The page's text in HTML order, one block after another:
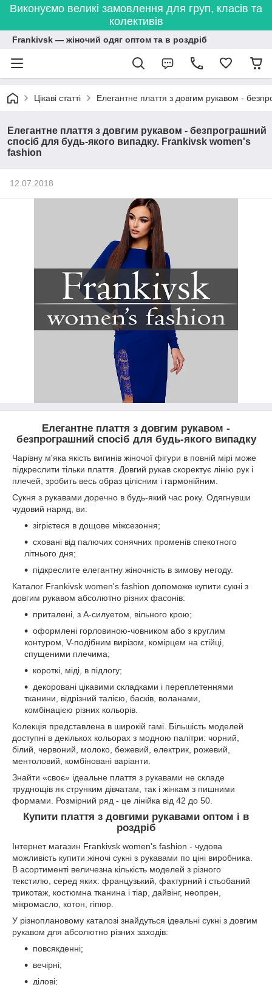
Виконуємо великі замовлення для груп, класів та
колективів
Frankivsk — жіночий одяг оптом та в роздріб
Цікаві статті Елегантне плаття з довгим рукавом -
Елегантне плаття з довгим рукавом - безпрограшний
спосіб для будь-якого випадку. Frankivsk women's
fashion
12.07.2018
Елегантне плаття з довгим рукавом -
безпрограшний спосіб для будь-якого випадку
Чарівну м'яка якість вигинів жіночої фігури в повній мірі може
підкреслити тільки плаття. Довгий рукав скоректує лінію рук і
плечей, зробить весь образ цілісним і гармонійним.
Сукня з рукавами доречно в будь-який час року. Одягнувши
чудовий наряд, ви:
зігрієтеся в дощове міжсезоння;
сховані від палючих сонячних променів спекотного
літнього дня;
підкреслите елегантну жіночність в зимову негоду.
Каталог Frankivsk women's fashion допоможе купити сукні з
довгим рукавом абсолютно різних фасонів:
приталені, з А-силуетом, вільного крою;
оформлені горловиною-човником або з круглим
контуром, V-подібним вирізом, комірцем на стійці,
спущеними плечима;
короткі, міді, в підлогу;
декоровані цікавими складками і переплетеннями
тканини, відрізний талією, басків, воланами,
комбінацією різних кольорів.
Колекція представлена ​​в широкій гамі. Більшість моделей
доступні в декількох кольорах з модною палітри: чорний,
білий, червоний, молоко, бежевий, електрик, рожевий,
ментоловий, комбіновані варіанти.
Знайти «своє» ідеальне плаття з рукавами не складе
труднощів як струнким дівчатам, так і жінкам з пишними
формами. Розмірний ряд - це лінійка від 42 до 50.
Купити плаття з довгими рукавами оптом і в
роздріб
Інтернет магазин Frankivsk women's fashion - чудова
можливість купити жіночі сукні з рукавами по ціні виробника.
В асортименті величезна кількість моделей з різного
текстилю, серед яких: французький, фактурний і стьобаний
трикотаж, костюмна тканина і тіар, дайвінг, неопрен,
мікромасло, котон, гіпюр.
У різноплановому каталозі знайдуться ідеальні сукні з довгим
рукавом для абсолютно різних заходів:
повсякденні;
вечірні;
ділові;